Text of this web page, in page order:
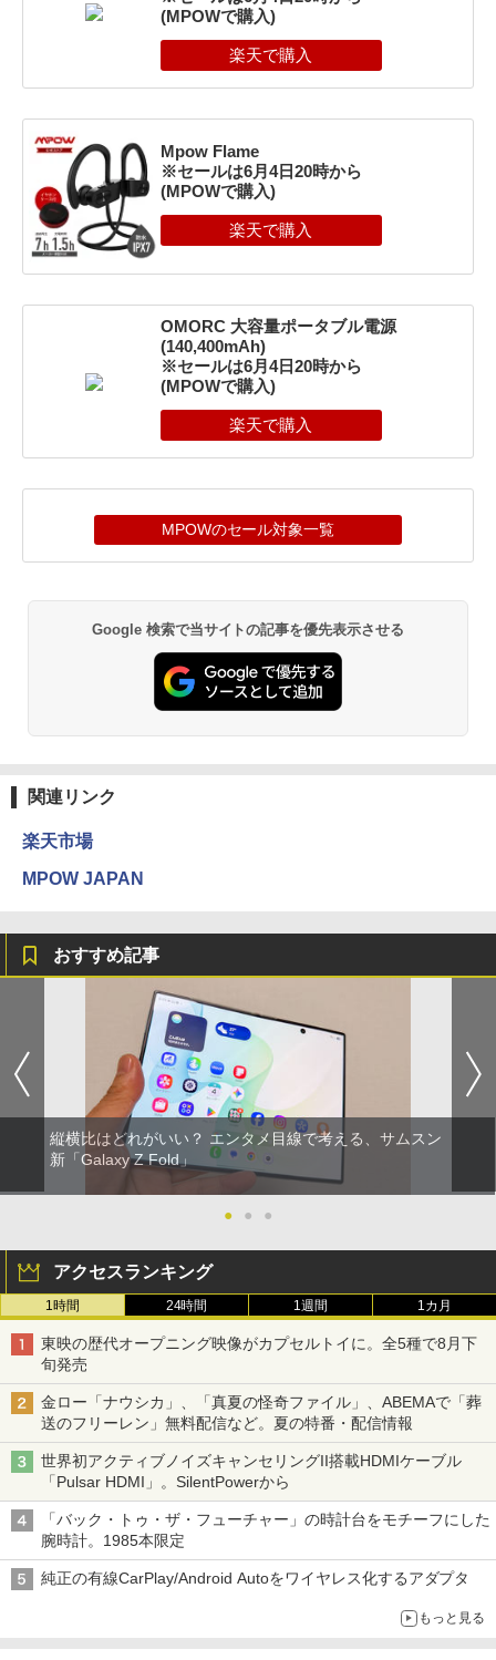
(MPOWで購入)
Mpow Flame
※セールは6⽉4⽇20時から
(MPOWで購入)
OMORC ⼤容量ポータブル電源
(140,400mAh)
※セールは6⽉4⽇20時から
(MPOWで購入)
MPOWのセール対象一覧
Google 検索で当サイトの記事を優先表示させる
関連リンク
楽天市場
MPOW JAPAN
おすすめ記事
縦横比はどれがいい？ エンタメ目線で考える、サムスン
新「Galaxy Z Fold」
● ● ●
アクセスランキング
1時間 24時間 1週間 1カ月
東映の歴代オープニング映像がカプセルトイに。全5種で8月下
旬発売
金ロー「ナウシカ」、「真夏の怪奇ファイル」、ABEMAで「葬
送のフリーレン」無料配信など。夏の特番・配信情報
世界初アクティブノイズキャンセリングII搭載HDMIケーブル
「Pulsar HDMI」。SilentPowerから
「バック・トゥ・ザ・フューチャー」の時計台をモチーフにした
腕時計。1985本限定
純正の有線CarPlay/Android Autoをワイヤレス化するアダプタ
もっと見る